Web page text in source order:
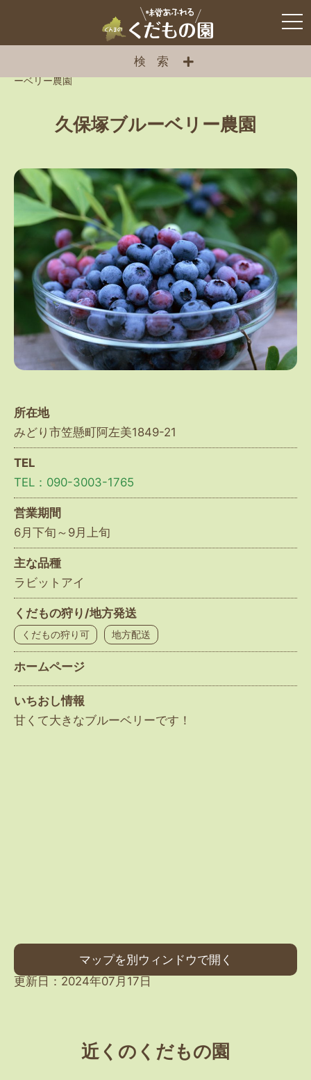
検索
くだもの園 > ブルーベリー
ーベリー農園
久保塚ブルーベリー農園
所在地
みどり市笠懸町阿左美1849-21
TEL
TEL：090-3003-1765
営業期間
6月下旬～9月上旬
主な品種
ラビットアイ
くだもの狩り/地方発送
くだもの狩り可 地方配送
ホームページ
いちおし情報
甘くて大きなブルーベリーです！
マップを別ウィンドウで開く
更新日：2024年07月17日
近くのくだもの園